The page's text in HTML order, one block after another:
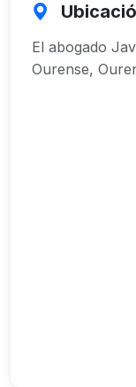
El abogado
Ourense,